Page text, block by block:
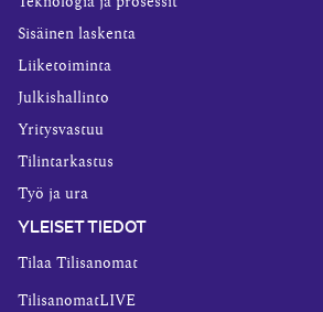
Sisäinen laskenta
Liiketoiminta
Julkishallinto
Yritysvastuu
Tilintarkastus
Työ ja ura
YLEISET TIEDOT
Tilaa Tilisanomat
TilisanomatLIVE